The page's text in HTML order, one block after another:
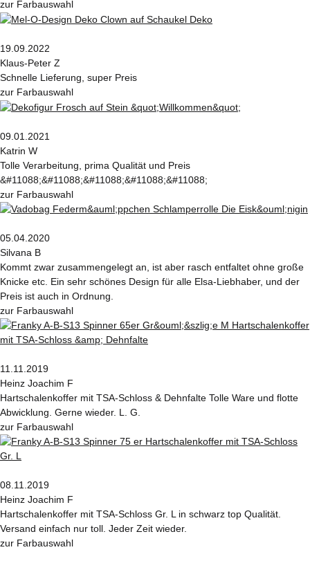
zur Farbauswahl
19.09.2022
Klaus-Peter Z
Schnelle Lieferung, super Preis
zur Farbauswahl
09.01.2021
Katrin W
Tolle Verarbeitung, prima Qualität und Preis
&#11088;&#11088;&#11088;&#11088;&#11088;
zur Farbauswahl
05.04.2020
Silvana B
Kommt zwar zusammengelegt an, ist aber rasch entfaltet ohne große
Knicke etc. Ein sehr schönes Design für alle Elsa-Liebhaber, und der
Preis ist auch in Ordnung.
zur Farbauswahl
11.11.2019
Heinz Joachim F
Hartschalenkoffer mit TSA-Schloss & Dehnfalte Tolle Ware und flotte
Abwicklung. Gerne wieder. L. G.
zur Farbauswahl
08.11.2019
Heinz Joachim F
Hartschalenkoffer mit TSA-Schloss Gr. L in schwarz top Qualität.
Versand einfach nur toll. Jeder Zeit wieder.
zur Farbauswahl